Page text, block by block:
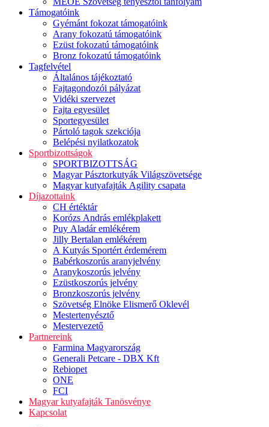
Támogatóink
Gyémánt fokozat támogatóink
Arany fokozatú támogatóink
Ezüst fokozatú támogatóink
Bronz fokozatú támogatóink
Tagfelvétel
Általános tájékoztató
Fajtagondozói pályázat
Vidéki szervezet
Fajta egyesület
Sportegyesület
Pártoló tagok szekciója
Belépési nyilatkozatok
Sportbizottságok
SPORTBIZOTTSÁG
Magyar Pásztorkutyák Világszövetsége
Magyar kutyafajták Agility csapata
Díjazottaink
CH értéktár
Korózs András emlékplakett
Puy Aladár emlékérem
Jilly Bertalan emlékérem
A Kutyás Sportért érdemérem
Babérkoszorús aranyjelvény
Aranykoszorús jelvény
Ezüstkoszorús jelvény
Bronzkoszorús jelvény
Szövetség Elnöke Elismerő Oklevél
Mestertenyésztő
Mestervezető
Partnereink
Farmina Magyarország
Generali Petcare - DBX Kft
Rebiopet
ONE
FCI
Magyar kutyafajták Tanösvénye
Kapcsolat